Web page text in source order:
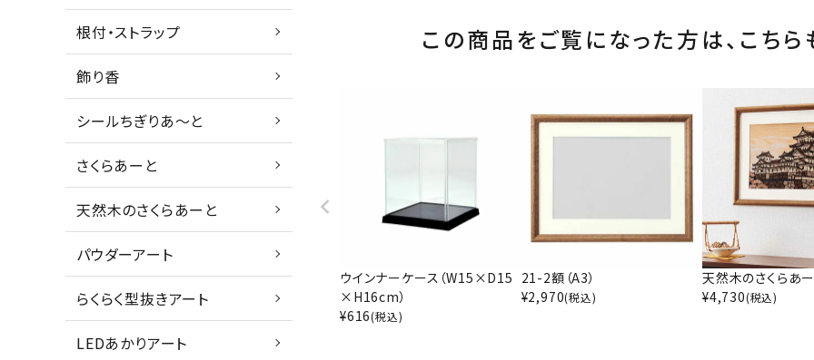
根付・ストラップ
飾り香
シールちぎりあ～と
さくらあーと
天然木のさくらあーと
パウダーアート
らくらく型抜きアート
LEDあかりアート
この商品をご覧になった方は、 こちら
ウインナーケース（W15×D15
×H16cm）
¥616(税込)
21-2額（A3）
¥2,970(税込)
天然木のさくらあ
¥4,730(税込)